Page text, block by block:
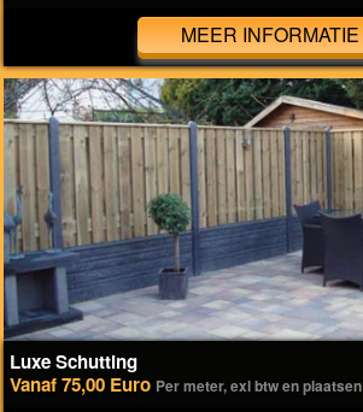
MEER INFORMATIE
Luxe Schutting
Vanaf 75,00 Euro Per meter, exl btw en plaatsen